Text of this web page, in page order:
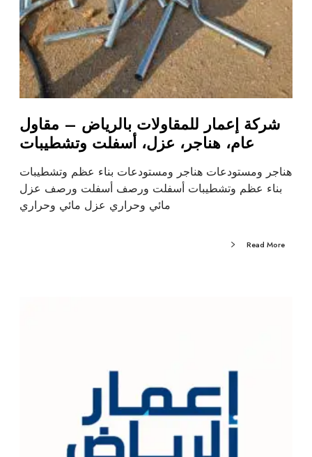
شركة إعمار للمقاولات بالرياض – مقاول
عام، هناجر، عزل، أسفلت وتشطيبات
هناجر ومستودعات هناجر ومستودعات بناء عظم وتشطيبات
بناء عظم وتشطيبات أسفلت ورصف أسفلت ورصف عزل
مائي وحراري عزل مائي وحراري
Read More